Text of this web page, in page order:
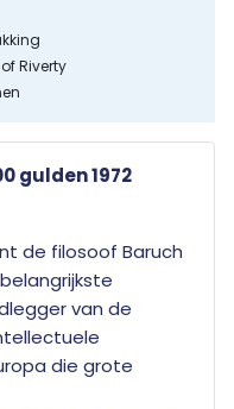
Riverty
gulden 1972
de filosoof Baruch
van de
die grote